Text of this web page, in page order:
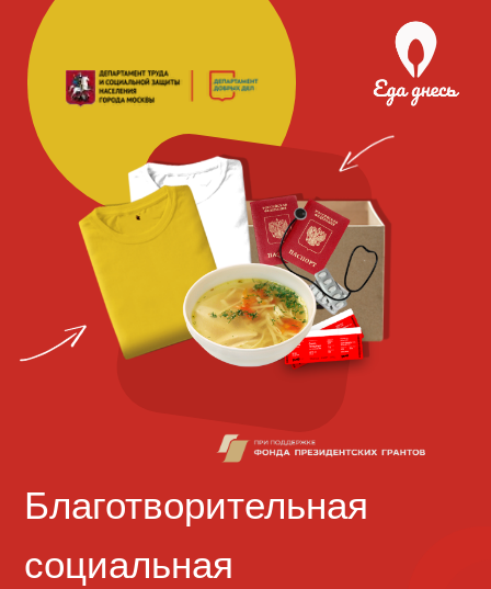
направленная на оказание
адресной помощи нуждающимися
потребности —
Благотворительная